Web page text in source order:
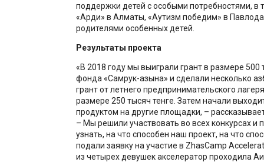
поддержки детей с особыми потребностями, в
«Арди» в Алматы, «Аутизм победим» в
родителями особенных детей.
Результаты проекта
«В 2018 году мы выиграли грант в размере 500
фонда «Самрук-Қазына» и сделали несколько
грант от летнего предпринимательского
размере 250 тысяч тенге. Затем начали
продуктом на другие площадки, –
– Мы решили участвовать во всех конкурсах и
узнать, на что способен наш проект, на что
подали заявку на участие в ZhasCamp
из четырех девушек акселератор проходила